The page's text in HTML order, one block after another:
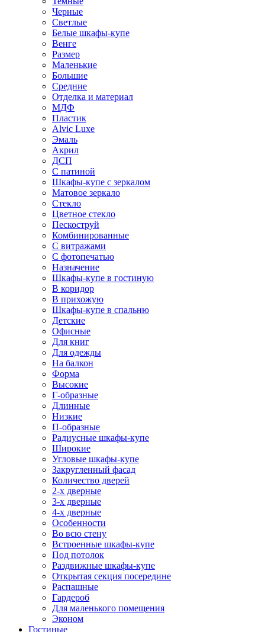
Черные
Светлые
Белые шкафы-купе
Венге
Размер
Маленькие
Большие
Средние
Отделка и материал
МДФ
Пластик
Alvic Luxe
Эмаль
Акрил
ДСП
С патиной
Шкафы-купе с зеркалом
Матовое зеркало
Стекло
Цветное стекло
Пескоструй
Комбинированные
С витражами
С фотопечатью
Назначение
Шкафы-купе в гостиную
В коридор
В прихожую
Шкафы-купе в спальню
Детские
Офисные
Для книг
Для одежды
На балкон
Форма
Высокие
Г-образные
Длинные
Низкие
П-образные
Радиусные шкафы-купе
Широкие
Угловые шкафы-купе
Закругленный фасад
Количество дверей
2-х дверные
3-х дверные
4-х дверные
Особенности
Во всю стену
Встроенные шкафы-купе
Под потолок
Раздвижные шкафы-купе
Открытая секция посередине
Распашные
Гардероб
Для маленького помещения
Эконом
Гостиные